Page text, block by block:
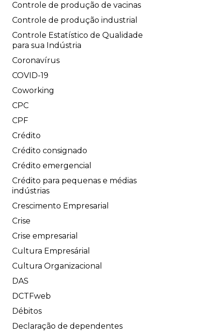
Controle de produção de vacinas
Controle de produção industrial
Controle Estatístico de Qualidade
para sua Indústria
Coronavírus
COVID-19
Coworking
CPC
CPF
Crédito
Crédito consignado
Crédito emergencial
Crédito para pequenas e médias
indústrias
Crescimento Empresarial
Crise
Crise empresarial
Cultura Empresárial
Cultura Organizacional
DAS
DCTFweb
Débitos
Declaração de dependentes